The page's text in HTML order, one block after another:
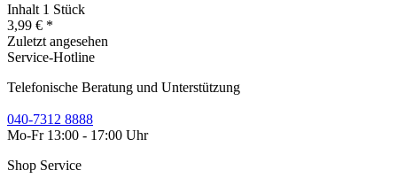
Inhalt 1 Stück
3,99 € *
Zuletzt angesehen
Service-Hotline
Telefonische Beratung und Unterstützung
040-7312 8888
Mo-Fr 13:00 - 17:00 Uhr
Shop Service